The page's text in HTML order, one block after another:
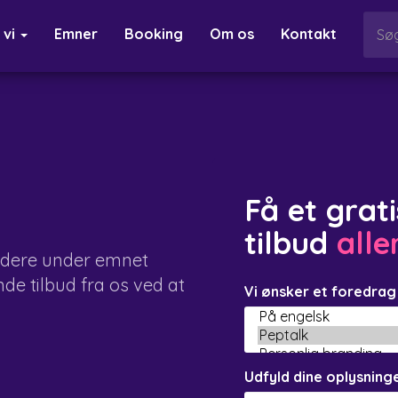
Emner Booking Om os Kontakt
under emnet
tilbud fra os ved at
Få et
tilbud
Vi ønsker et
Udfyld dine